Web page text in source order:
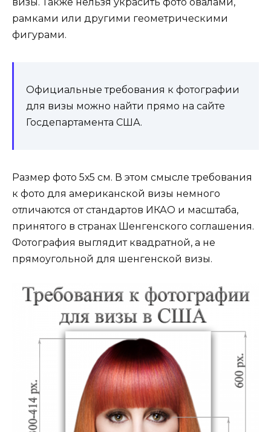
рамками или другими геометрическими
фигурами.
Официальные требования к фотографии
для визы можно найти прямо на сайте
Госдепартамента США.
Размер фото 5х5 см. В этом смысле требования
к фото для американской визы немного
отличаются от стандартов ИКАО и масштаба,
принятого в странах Шенгенского соглашения.
Фотография выглядит квадратной, а не
прямоугольной для шенгенской визы.